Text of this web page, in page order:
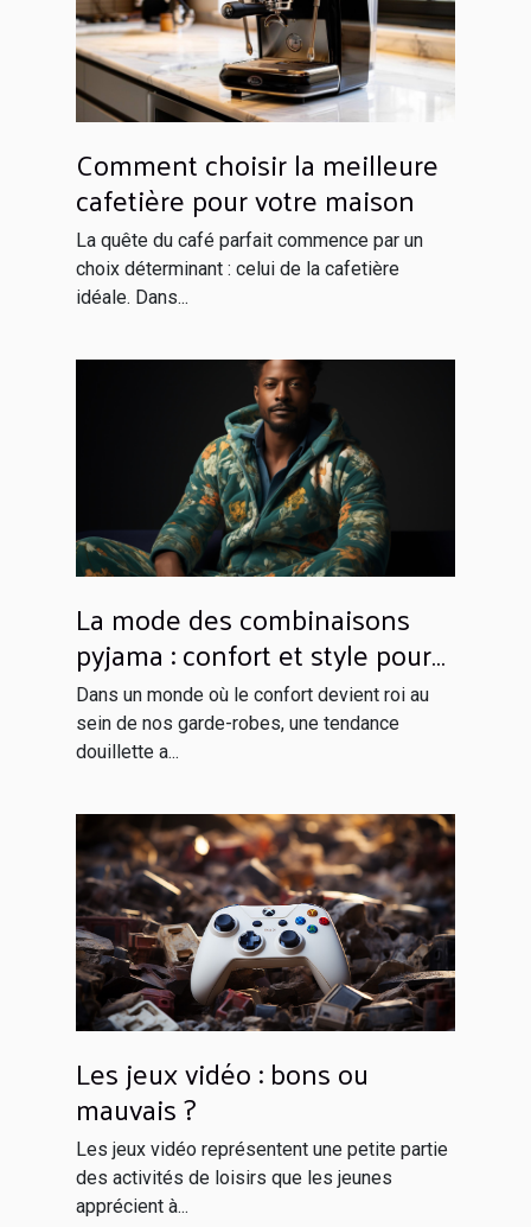
Comment choisir la meilleure
cafetière pour votre maison
La quête du café parfait commence par un
choix déterminant : celui de la cafetière
idéale. Dans...
La mode des combinaisons
pyjama : confort et style pour
rester à la maison
Dans un monde où le confort devient roi au
sein de nos garde-robes, une tendance
douillette a...
Les jeux vidéo : bons ou
mauvais ?
Les jeux vidéo représentent une petite partie
des activités de loisirs que les jeunes
apprécient à...